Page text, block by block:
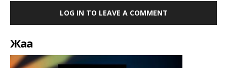
LOG IN TO LEAVE A COMMENT
Жаңа